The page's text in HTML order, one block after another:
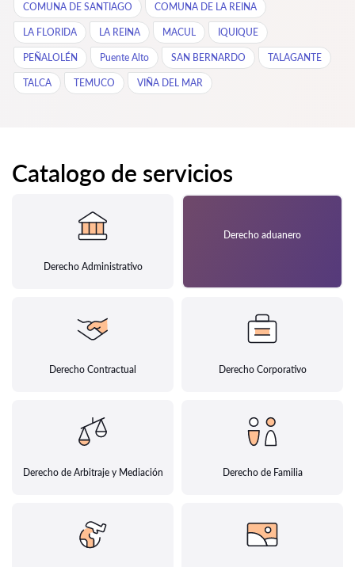
COMUNA DE SANTIAGO COMUNA DE LA REINA
LA FLORIDA LA REINA MACUL IQUIQUE
PEÑALOLÉN Puente Alto SAN BERNARDO TALAGANTE
TALCA TEMUCO VIÑA DEL MAR
Catalogo de servicios
Derecho Administrativo
Derecho aduanero
Derecho Contractual Derecho Corporativo
Derecho de Arbitraje y Mediación Derecho de Familia